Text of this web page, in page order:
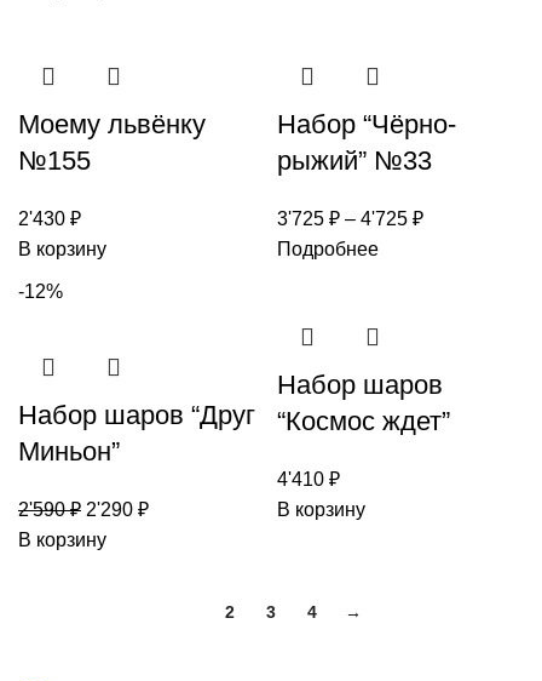
Моему львёнку
№155
2'430 ₽
В корзину
Набор “Чёрно-
рыжий” №33
3'725 ₽ – 4'725 ₽
Подробнее
-12%
Набор шаров “Друг
Миньон”
2'590₽ 2'290 ₽
В корзину
Набор шаров
“Космос ждет”
4'410 ₽
В корзину
2 3 4 →